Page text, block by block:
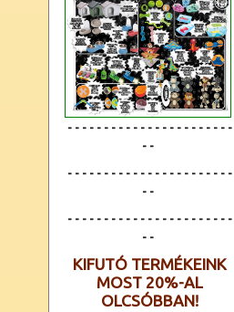
- - - - - - - - - - - - - - - - - - - - - - -
- -
- - - - - - - - - - - - - - - - - - - - - - -
- -
- - - - - - - - - - - - - - - - - - - - - - -
- -
KIFUTÓ TERMÉKEINK
MOST 20%-AL
OLCSÓBBAN!